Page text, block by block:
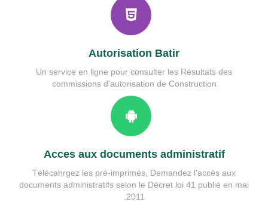
Autorisation Batir
Un service en ligne pour consulter les Résultats des
commissions d'autorisation de Construction
Acces aux documents administratif
Télécahrgez les pré-imprimés, Demandez l'accès aux
documents administratifs selon le Décret loi 41 publié en mai
2011.